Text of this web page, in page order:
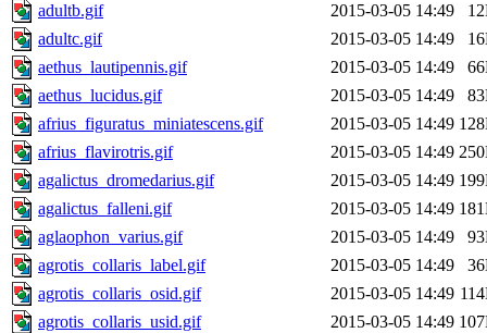
adultb.gif
2015-03-05 14:49
adultc.gif
2015-03-05 14:49
aethus_lautipennis.gif
2015-03-05 14:49
aethus_lucidus.gif
2015-03-05 14:49
afrius_figuratus_miniatescens.gif
2015-03-05 14:49
afrius_flavirotris.gif
2015-03-05 14:49
agalictus_dromedarius.gif
2015-03-05 14:49
agalictus_falleni.gif
2015-03-05 14:49
aglaophon_varius.gif
2015-03-05 14:49
agrotis_collaris_label.gif
2015-03-05 14:49
agrotis_collaris_osid.gif
2015-03-05 14:49
agrotis_collaris_usid.gif
2015-03-05 14:49